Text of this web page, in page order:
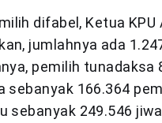
difabel, Ketua KPU
jumlahnya ada
pemilih tunadaksa
sebanyak 166.364
sebanyak 249.546